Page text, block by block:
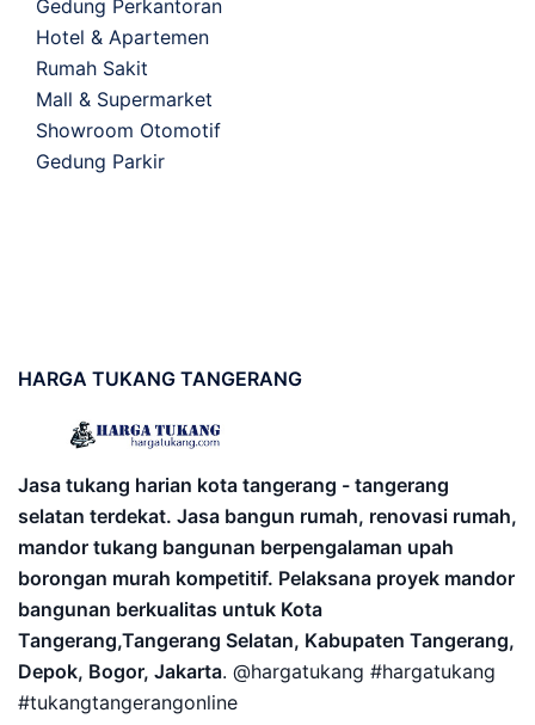
Gedung Perkantoran
Hotel & Apartemen
Rumah Sakit
Mall & Supermarket
Showroom Otomotif
Gedung Parkir
HARGA TUKANG TANGERANG
Jasa tukang harian kota tangerang - tangerang
selatan terdekat. Jasa bangun rumah, renovasi rumah,
mandor tukang bangunan berpengalaman upah
borongan murah kompetitif. Pelaksana proyek mandor
bangunan berkualitas untuk Kota
Tangerang,Tangerang Selatan, Kabupaten Tangerang,
Depok, Bogor, Jakarta. @hargatukang #hargatukang
#tukangtangerangonline